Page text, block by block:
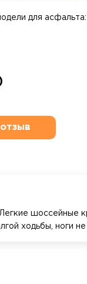
для асфальта:
Легкие шоссейные
ходьбы, ноги